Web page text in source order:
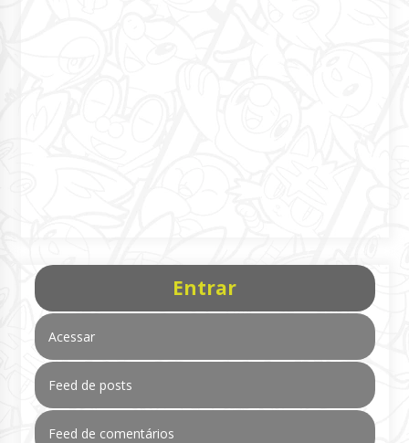
Entrar
Acessar
Feed de posts
Feed de comentários